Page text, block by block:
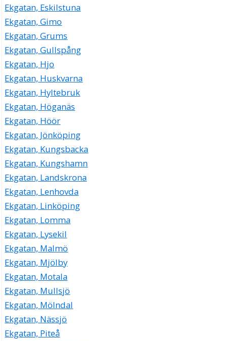
Ekgatan, Eskilstuna
Ekgatan, Gimo
Ekgatan, Grums
Ekgatan, Gullspång
Ekgatan, Hjo
Ekgatan, Huskvarna
Ekgatan, Hyltebruk
Ekgatan, Höganäs
Ekgatan, Höör
Ekgatan, Jönköping
Ekgatan, Kungsbacka
Ekgatan, Kungshamn
Ekgatan, Landskrona
Ekgatan, Lenhovda
Ekgatan, Linköping
Ekgatan, Lomma
Ekgatan, Lysekil
Ekgatan, Malmö
Ekgatan, Mjölby
Ekgatan, Motala
Ekgatan, Mullsjö
Ekgatan, Mölndal
Ekgatan, Nässjö
Ekgatan, Piteå